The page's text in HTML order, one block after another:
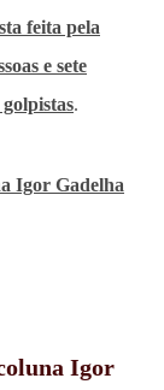
feita pela
e sete
.
Igor Gadelha
Igor